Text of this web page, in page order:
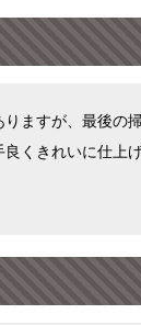
ますが、最後の
くきれいに仕上